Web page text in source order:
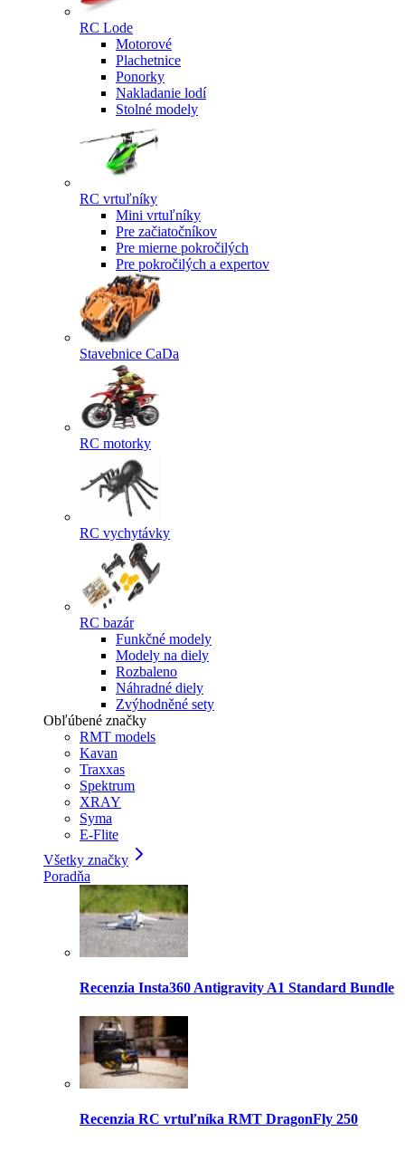
RC Lode
Motorové
Plachetnice
Ponorky
Nakladanie lodí
Stolné modely
RC vrtuľníky
Mini vrtuľníky
Pre začiatočníkov
Pre mierne pokročilých
Pre pokročilých a expertov
Stavebnice CaDa
RC motorky
RC vychytávky
RC bazár
Funkčné modely
Modely na diely
Rozbaleno
Náhradné diely
Zvýhodněné sety
Obľúbené značky
RMT models
Kavan
Traxxas
Spektrum
XRAY
Syma
E-Flite
Všetky značky
Poradňa
Recenzia Insta360 Antigravity A1 Standard Bundle
Recenzia RC vrtuľníka RMT DragonFly 250